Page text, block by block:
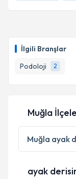
İlgili Branşlar
Podoloji
2
Muğla
Muğla ayak
ayak